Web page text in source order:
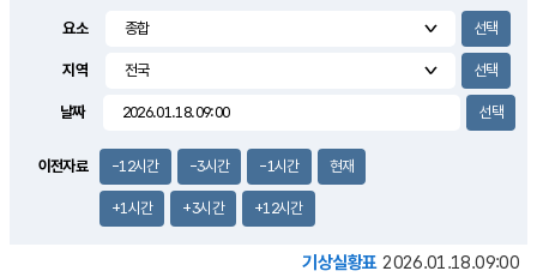
2.1m/s
요소
지역
날짜
이전자료 -12시간 -3시간 -1시간 현재
+1시간 +3시간 +12시간
기상실황표 2026.01.18.09:00